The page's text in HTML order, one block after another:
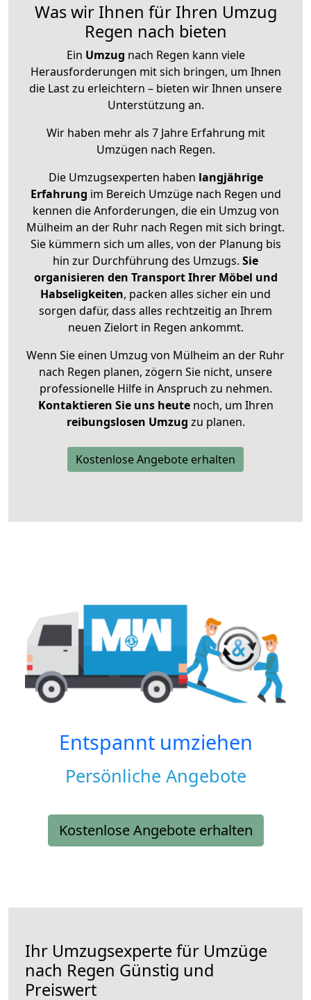
Was wir Ihnen für Ihren Umzug
Regen nach bieten
Ein Umzug nach Regen kann viele
Herausforderungen mit sich bringen, um Ihnen
die Last zu erleichtern – bieten wir Ihnen unsere
Unterstützung an.
Wir haben mehr als 7 Jahre Erfahrung mit
Umzügen nach Regen.
Die Umzugsexperten haben langjährige
Erfahrung im Bereich Umzüge nach Regen und
kennen die Anforderungen, die ein Umzug von
Mülheim an der Ruhr nach Regen mit sich bringt.
Sie kümmern sich um alles, von der Planung bis
hin zur Durchführung des Umzugs. Sie
organisieren den Transport Ihrer Möbel und
Habseligkeiten, packen alles sicher ein und
sorgen dafür, dass alles rechtzeitig an Ihrem
neuen Zielort in Regen ankommt.
Wenn Sie einen Umzug von Mülheim an der Ruhr
nach Regen planen, zögern Sie nicht, unsere
professionelle Hilfe in Anspruch zu nehmen.
Kontaktieren Sie uns heutenoch, um Ihren
reibungslosen Umzug zu planen.
Kostenlose Angebote erhalten
Entspannt umziehen
Persönliche Angebote
Kostenlose Angebote erhalten
Ihr Umzugsexperte für Umzüge
nach Regen Günstig und
Preiswert